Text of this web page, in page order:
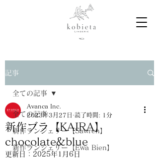
記事
全ての記事
新作ランジェリー【Sawren】
新作ランジェリー【Ewa Bien】
全ての記事
新作ブラ【KAIRA】
chocolate&blue
Avanca Inc.
2023年3月27日 読了時間: 1分
更新日： 2025年1月6日